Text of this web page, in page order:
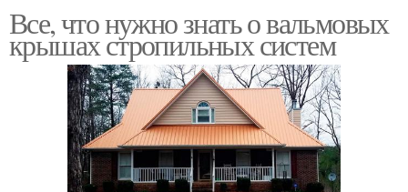
Все, что нужно знать о вальмовых
крышах стропильных систем